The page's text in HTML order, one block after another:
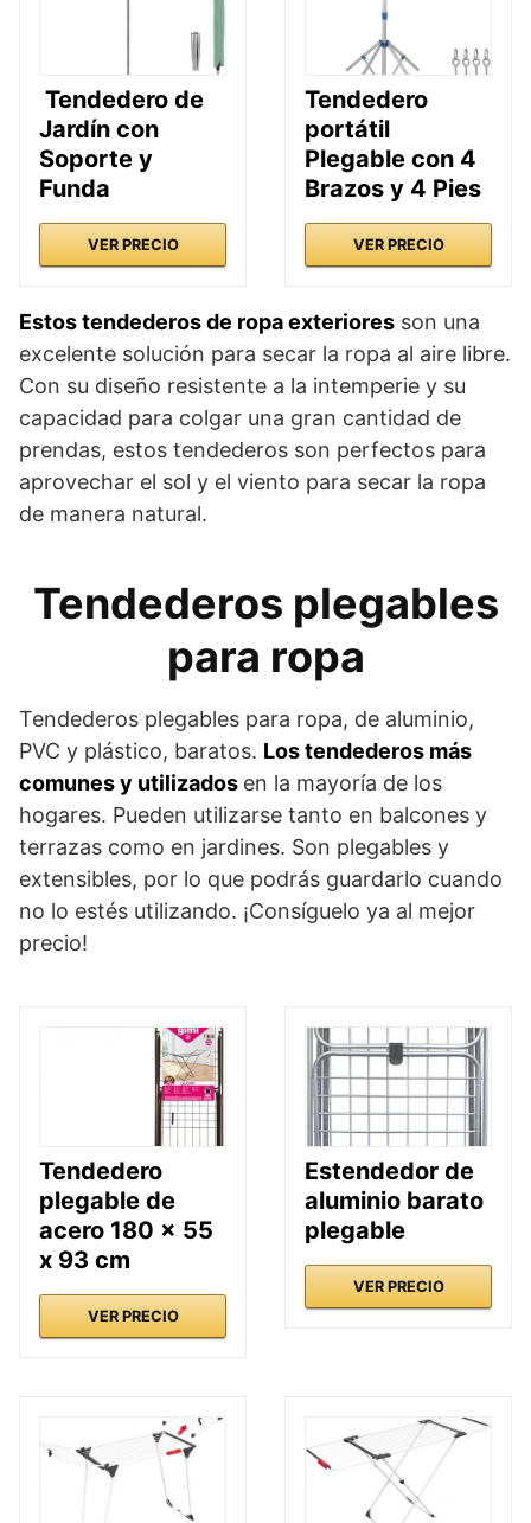
Tendedero de
Jardín con
Soporte y
Funda
VER PRECIO
Tendedero
portátil
Plegable con 4
Brazos y 4 Pies
VER PRECIO
Estos tendederos de ropa exteriores son una
excelente solución para secar la ropa al aire libre.
Con su diseño resistente a la intemperie y su
capacidad para colgar una gran cantidad de
prendas, estos tendederos son perfectos para
aprovechar el sol y el viento para secar la ropa
de manera natural.
Tendederos plegables
para ropa
Tendederos plegables para ropa, de aluminio,
PVC y plástico, baratos. Los tendederos más
comunes y utilizados en la mayoría de los
hogares. Pueden utilizarse tanto en balcones y
terrazas como en jardines. Son plegables y
extensibles, por lo que podrás guardarlo cuando
no lo estés utilizando. ¡Consíguelo ya al mejor
precio!
Tendedero
plegable de
acero 180 x 55
x 93 cm
VER PRECIO
Estendedor de
aluminio barato
plegable
VER PRECIO